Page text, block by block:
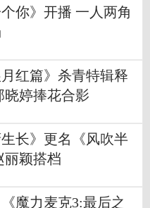
个你》开播 一人两角
月红篇》杀青特辑释
晓婷捧花合影
长》更名《风吹半
丽颖搭档
魔力麦克3:最后之